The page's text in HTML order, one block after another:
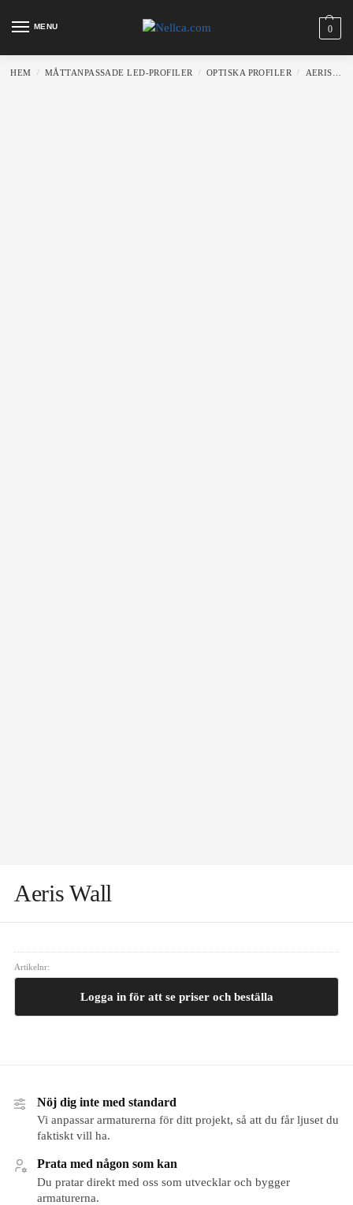
MENU 0
HEM / MÅTTANPASSADE LED-PROFILER / OPTISKA PROFILER / AERIS WALL
Aeris Wall
Artikelnr:
Logga in för att se priser och beställa
Nöj dig inte med standard
Vi anpassar armaturerna för ditt projekt, så att du får ljuset du
faktiskt vill ha.
Prata med någon som kan
Du pratar direkt med oss som utvecklar och bygger
armaturerna.